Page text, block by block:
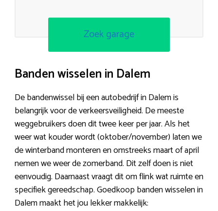
Zoek garage
Banden wisselen in Dalem
De bandenwissel bij een autobedrijf in Dalem is
belangrijk voor de verkeersveiligheid. De meeste
weggebruikers doen dit twee keer per jaar. Als het
weer wat kouder wordt (oktober/november) laten we
de winterband monteren en omstreeks maart of april
nemen we weer de zomerband. Dit zelf doen is niet
eenvoudig. Daarnaast vraagt dit om flink wat ruimte en
specifiek gereedschap. Goedkoop banden wisselen in
Dalem maakt het jou lekker makkelijk: